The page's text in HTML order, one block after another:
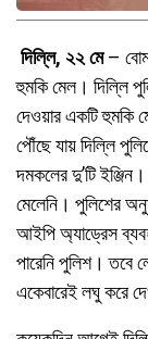
দিল্লি, ২২ মে–
হুমকি মেল। দিল্লি
দেওয়ার একটি হুমকি
পৌঁছে যায় দিল্লি
দমকলের দু’টি
মেলেনি। পুলিশের
আইপি অ্যাড্রেস
পারেনি পুলিশ। তবে
একেবারেই লঘু করে